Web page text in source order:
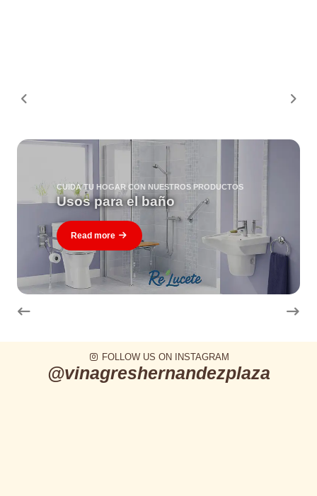
CUIDA TU HOGAR CON NUESTROS PRODUCTOS
Usos para el baño
Read more
FOLLOW US ON INSTAGRAM
@vinagreshernandezplaza